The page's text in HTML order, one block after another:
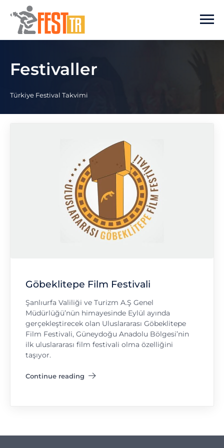
Ana içeriğe atla
Festivaller
Türkiye Festival Takvimi
Göbeklitepe Film Festivali
Şanlıurfa Valiliği ve Turizm A.Ş Genel
Müdürlüğü’nün himayesinde Eylül ayında
gerçekleştirecek olan Uluslararası Göbeklitepe
Film Festivali, Güneydoğu Anadolu Bölgesi’nin
ilk uluslararası film festivali olma özelliğini
taşıyor.
Continue reading
"Göbeklitepe Film Festivali"